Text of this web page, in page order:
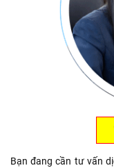
Bạn đang cần tư vấn